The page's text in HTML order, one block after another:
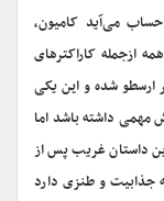
می‌آید کامیون،
ازجمله کاراکترهای
ارسطو شده و این یکی
مهمی داشته باشد اما
داستان غریب پس از
جذابیت و طنزی دارد